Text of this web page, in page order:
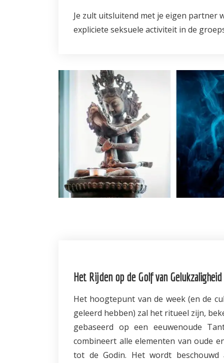
Je zult uitsluitend met je eigen partner
expliciete seksuele activiteit in de
Het Rijden op de Golf van Gelukzaligheid
Het hoogtepunt van de week (en de
geleerd hebben) zal het ritueel zijn,
gebaseerd op een eeuwenoude
combineert alle elementen van oude
tot de Godin. Het wordt